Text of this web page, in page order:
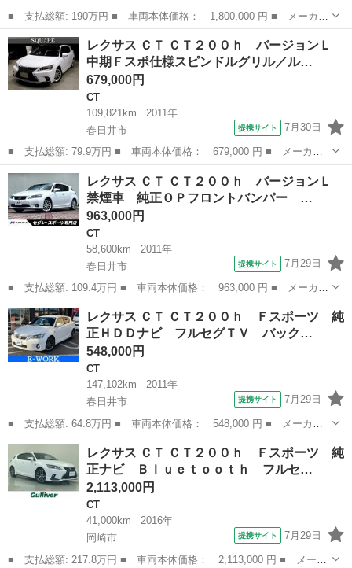
■ 支払総額: 190万円 ■ 車両本体価格： 1,800,000 円 ■ メーカー
名： レクサス ■ 車種名： ＣＴ ■ グレード名： ＣＴ２００
ｈ クールツーリングスタイル アイドリングストップ バックモニ
ター フルセ...
愛知 豊橋市 CT
レクサス ＣＴ ＣＴ２００ｈ バージョンＬ
中期Ｆスポ仕様スピンドルグリル／ル…
679,000円
CT
109,821km
2011年
春日井市
提携サイト 7月30日
■ 支払総額: 79.9万円 ■ 車両本体価格： 679,000 円 ■ メーカー
名： レクサス ■ 車種名： ＣＴ ■ グレード名： ＣＴ２００
ｈ バージョンＬ 中期Ｆスポ仕様スピンドルグリル／ルーフブラッ
クペイント／衝...
愛知 春日井市
レクサス ＣＴ ＣＴ２００ｈ バージョンＬ
禁煙車 純正ＯＰフロントバンパー …
963,000円
CT
58,600km
2011年
春日井市
提携サイト 7月29日
■ 支払総額: 109.4万円 ■ 車両本体価格： 963,000 円 ■ メーカー
名： レクサス ■ 車種名： ＣＴ ■ グレード名： ＣＴ２００
ｈ バージョンＬ 禁煙車 純正ＯＰフロントバンパー ステアリン
グヒーター ...
愛知 春日井市
レクサス ＣＴ ＣＴ２００ｈ Ｆスポーツ 純
正ＨＤＤナビ フルセグＴＶ バック…
548,000円
CT
147,102km
2011年
春日井市
提携サイト 7月29日
■ 支払総額: 64.8万円 ■ 車両本体価格： 548,000 円 ■ メーカー
名： レクサス ■ 車種名： ＣＴ ■ グレード名： ＣＴ２００
ｈ Ｆスポーツ 純正ＨＤＤナビ フルセグＴＶ バックカメラ ド
ラレコ前後 Ｅ...
愛知 春日井市
レクサス ＣＴ ＣＴ２００ｈ Ｆスポーツ 純
正ナビ Ｂｌｕｅｔｏｏｔｈ フルセ…
2,113,000円
CT
41,000km
2016年
岡崎市
提携サイト 7月29日
■ 支払総額: 217.8万円 ■ 車両本体価格： 2,113,000 円 ■ メーカ